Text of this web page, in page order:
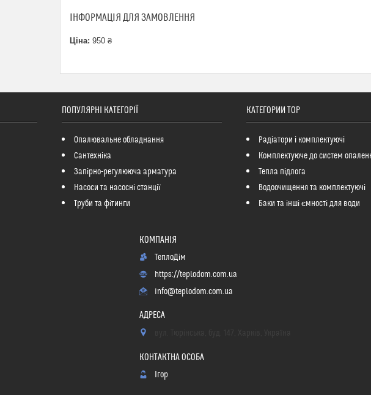
ІНФОРМАЦІЯ ДЛЯ ЗАМОВЛЕННЯ
Ціна: 950 ₴
ПОПУЛЯРНІ КАТЕГОРІЇ
Опалювальне обладнання
Сантехніка
Запірно-регулююча арматура
Насоси та насосні станції
Труби та фітинги
КАТЕГОРИИ ТОР
Радіатори і комплектуючі
Комплектуюче до систем
Тепла підлога
Водоочищення та комплектуючі
Баки та інші ємності для води
ТеплоДім
https://teplodom.com.ua
info@teplodom.com.ua
Ігор